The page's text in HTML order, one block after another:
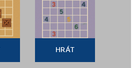
HRÁT